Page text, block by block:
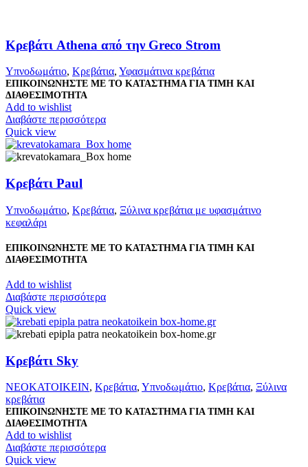
Κρεβάτι Athena από την Greco Strom
Υπνοδωμάτιο, Κρεβάτια, Υφασμάτινα κρεβάτια
ΕΠΙΚΟΙΝΩΝΗΣΤΕ ΜΕ ΤΟ ΚΑΤΑΣΤΗΜΑ ΓΙΑ ΤΙΜΗ ΚΑΙ
ΔΙΑΘΕΣΙΜΟΤΗΤΑ
Add to wishlist
Διαβάστε περισσότερα
Quick view
Κρεβάτι Paul
Υπνοδωμάτιο, Κρεβάτια, Ξύλινα κρεβάτια με υφασμάτινο
κεφαλάρι
ΕΠΙΚΟΙΝΩΝΗΣΤΕ ΜΕ ΤΟ ΚΑΤΑΣΤΗΜΑ ΓΙΑ ΤΙΜΗ ΚΑΙ
ΔΙΑΘΕΣΙΜΟΤΗΤΑ
Add to wishlist
Διαβάστε περισσότερα
Quick view
Κρεβάτι Sky
ΝΕΟΚΑΤΟΙΚΕΙΝ, Κρεβάτια, Υπνοδωμάτιο, Κρεβάτια, Ξύλινα
κρεβάτια
ΕΠΙΚΟΙΝΩΝΗΣΤΕ ΜΕ ΤΟ ΚΑΤΑΣΤΗΜΑ ΓΙΑ ΤΙΜΗ ΚΑΙ
ΔΙΑΘΕΣΙΜΟΤΗΤΑ
Add to wishlist
Διαβάστε περισσότερα
Quick view